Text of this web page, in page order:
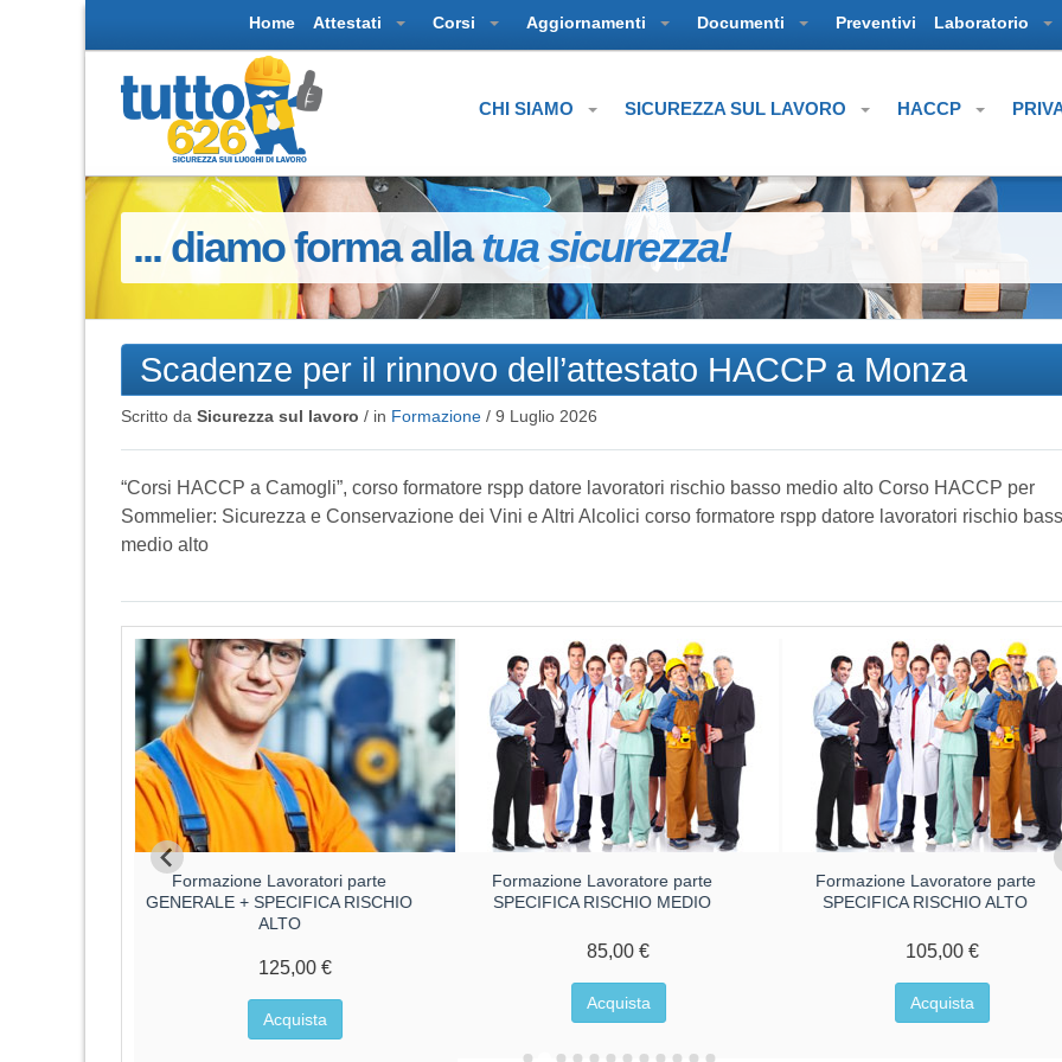
Home Attestati Corsi Aggiornamenti Documenti Preventivi Laboratorio
CHI SIAMO SICUREZZA SUL LAVORO HACCP
... diamo forma allatua sicurezza!
Scadenze per il rinnovo dell’attestato HACCP a Monza
Scritto da Sicurezza sul lavoro / in Formazione / 9 Luglio 2026
“Corsi HACCP a Camogli”, corso formatore rspp datore lavoratori rischio basso medio alto Corso HACCP per
Sommelier: Sicurezza e Conservazione dei Vini e Altri Alcolici corso formatore rspp datore lavoratori rischio
medio alto
Formazione Lavoratori parte
GENERALE + SPECIFICA RISCHIO
ALTO
125,00 €
Acquista
Formazione Lavoratore parte
SPECIFICA RISCHIO MEDIO
85,00 €
Acquista
Formazione Lavoratore parte
SPECIFICA RISCHIO ALTO
105,00 €
Acquista